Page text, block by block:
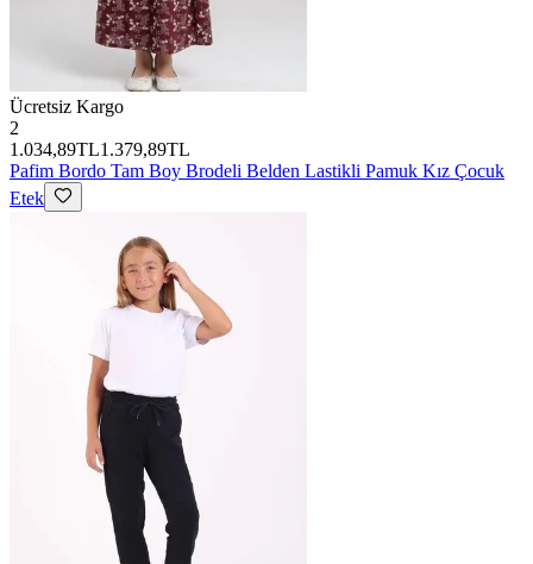
Ücretsiz Kargo
2
1.034,89TL1.379,89TL
Pafim Bordo Tam Boy Brodeli Belden Lastikli Pamuk Kız Çocuk
Etek